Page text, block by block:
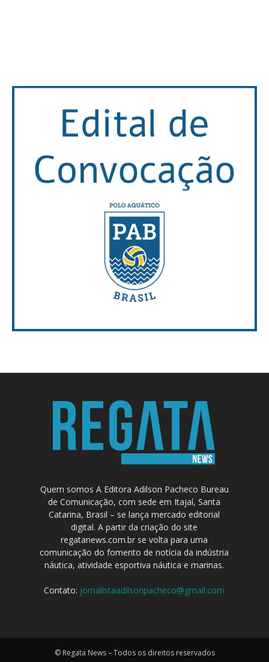
Quem somos A Editora Adilson Pacheco Bureau
de Comunicação, com sede em Itajaí, Santa
Catarina, Brasil – se lança mercado editorial
digital. A partir da criação do site
regatanews.com.br se volta para uma
comunicação do fomento de notícia da indústria
náutica, atividade esportiva náutica e marinas.
Contato: jornalistaadilsonpacheco@gmail.com
© Regata News – Todos os direitos reservados